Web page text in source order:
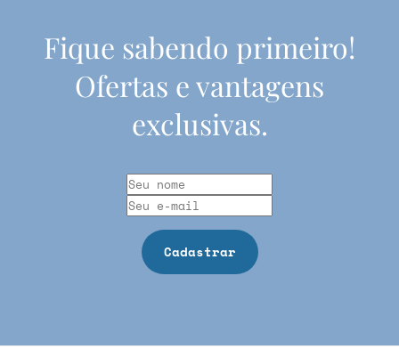
Fique sabendo primeiro!
Ofertas e vantagens
exclusivas.